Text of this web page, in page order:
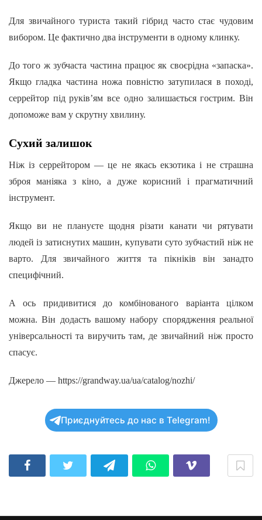
Для звичайного туриста такий гібрид часто стає чудовим
вибором. Це фактично два інструменти в одному клинку.
До того ж зубчаста частина працює як своєрідна «запаска».
Якщо гладка частина ножа повністю затупилася в поході,
серрейтор під руків’ям все одно залишається гострим. Він
допоможе вам у скрутну хвилину.
Сухий залишок
Ніж із серрейтором — це не якась екзотика і не страшна
зброя маніяка з кіно, а дуже корисний і прагматичний
інструмент.
Якщо ви не плануєте щодня різати канати чи рятувати
людей із затиснутих машин, купувати суто зубчастий ніж не
варто. Для звичайного життя та пікніків він занадто
специфічний.
А ось придивитися до комбінованого варіанта цілком
можна. Він додасть вашому набору спорядження реальної
універсальності та виручить там, де звичайний ніж просто
спасує.
Джерело — https://grandway.ua/ua/catalog/nozhi/
Приєднуйтесь до нас в Telegram!